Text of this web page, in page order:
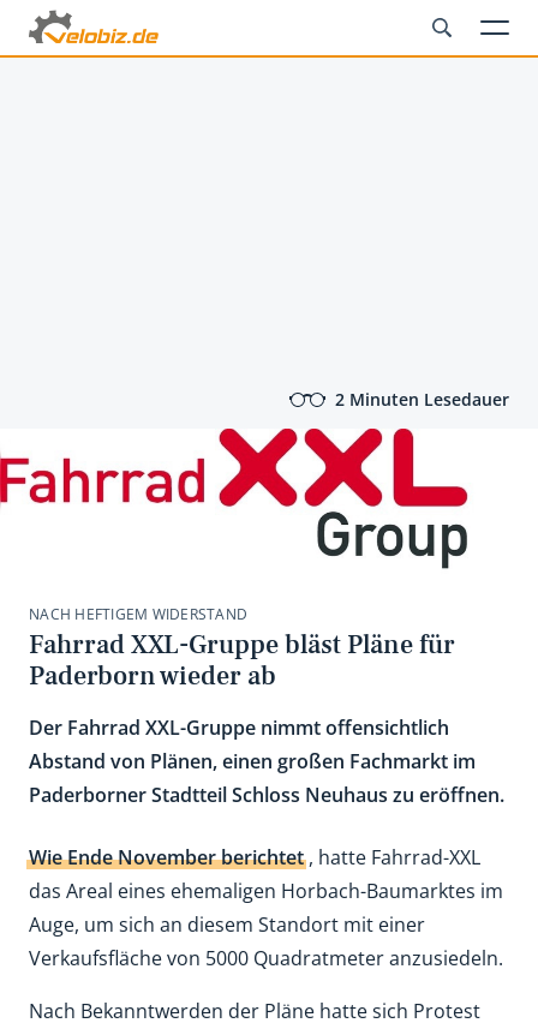
2 Minuten Lesedauer
NACH HEFTIGEM WIDERSTAND
Fahrrad XXL-Gruppe bläst Pläne für
Paderborn wieder ab
Der Fahrrad XXL-Gruppe nimmt offensichtlich
Abstand von Plänen, einen großen Fachmarkt im
Paderborner Stadtteil Schloss Neuhaus zu eröffnen.
Wie Ende November berichtet, hatte Fahrrad-XXL
das Areal eines ehemaligen Horbach-Baumarktes im
Auge, um sich an diesem Standort mit einer
Verkaufsfläche von 5000 Quadratmeter anzusiedeln.
Nach Bekanntwerden der Pläne hatte sich Protest